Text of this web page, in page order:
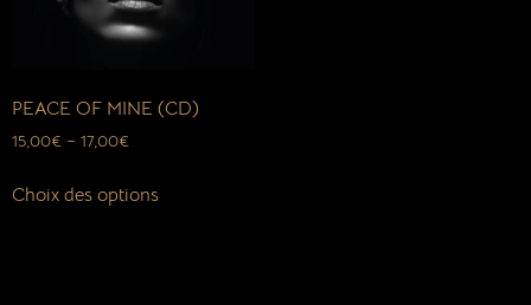
PEACE OF MINE (CD)
15,00€ – 17,00€
Choix des options